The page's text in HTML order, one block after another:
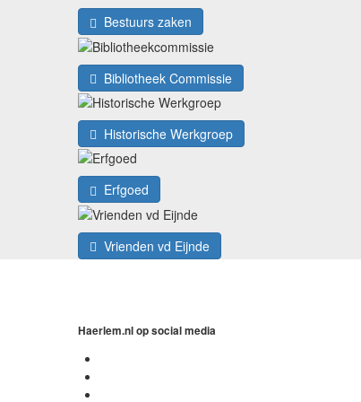
Bestuurs zaken
Bibliotheek Commissie
Historische Werkgroep
Erfgoed
Vrienden vd Eijnde
Haerlem.nl op social media